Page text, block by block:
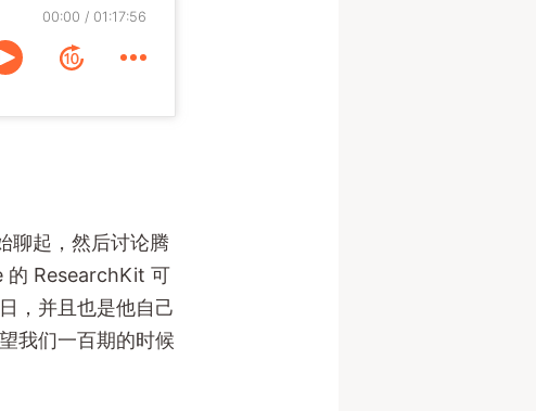
00:00 01:17:56
聊起，然后讨论腾
的 ResearchKit 可
，并且也是他自己
我们一百期的时候